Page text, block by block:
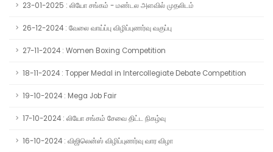
23-01-2025 : லியோ சங்கம் - மண்டல அளவில் முதலிடம்
26-12-2024 : வேலை வாய்ப்பு விழிப்புணர்வு வகுப்பு
27-11-2024 : Women Boxing Competition
18-11-2024 : Topper Medal in Intercollegiate Debate Competition
19-10-2024 : Mega Job Fair
17-10-2024 : லியோ சங்கம் சேவை திட்ட நிகழ்வு
16-10-2024 : விஜிலென்ஸ் விழிப்புணர்வு வார விழா